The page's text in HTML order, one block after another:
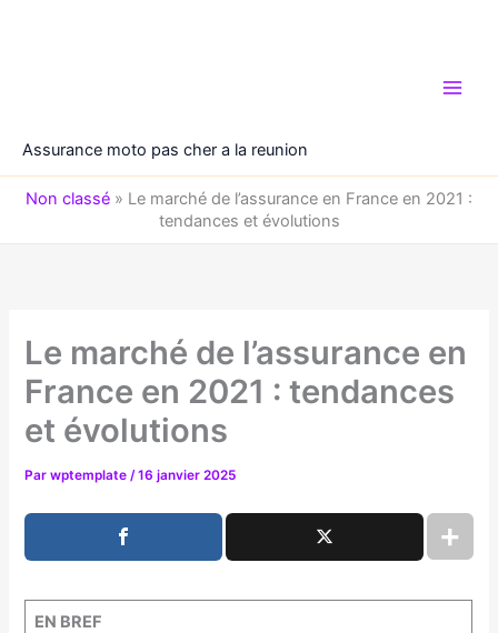
Assurance moto pas cher a la reunion
Non classé » Le marché de l’assurance en France en 2021 :
tendances et évolutions
Le marché de l’assurance en
France en 2021 : tendances
et évolutions
Parwptemplate/16 janvier 2025
EN BREF